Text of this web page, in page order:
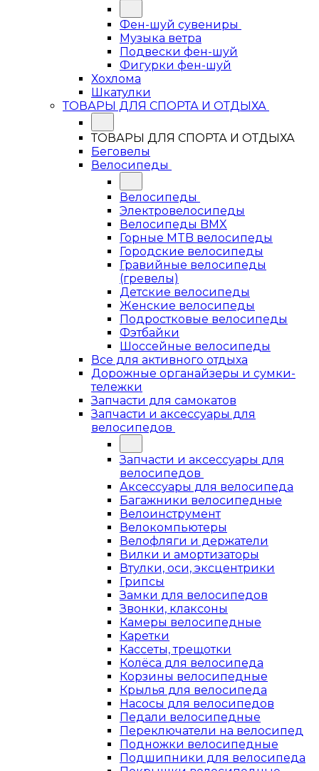
Фен-шуй сувениры
Музыка ветра
Подвески фен-шуй
Фигурки фен-шуй
Хохлома
Шкатулки
ТОВАРЫ ДЛЯ СПОРТА И ОТДЫХА
ТОВАРЫ ДЛЯ СПОРТА И ОТДЫХА
Беговелы
Велосипеды
Велосипеды
Электровелосипеды
Велосипеды BMX
Горные MTB велосипеды
Городские велосипеды
Гравийные велосипеды
(гревелы)
Детские велосипеды
Женские велосипеды
Подростковые велосипеды
Фэтбайки
Шоссейные велосипеды
Все для активного отдыха
Дорожные органайзеры и сумки-
тележки
Запчасти для самокатов
Запчасти и аксессуары для
велосипедов
Запчасти и аксессуары для
велосипедов
Аксессуары для велосипеда
Багажники велосипедные
Велоинструмент
Велокомпьютеры
Велофляги и держатели
Вилки и амортизаторы
Втулки, оси, эксцентрики
Грипсы
Замки для велосипедов
Звонки, клаксоны
Камеры велосипедные
Каретки
Кассеты, трещотки
Колёса для велосипеда
Корзины велосипедные
Крылья для велосипеда
Насосы для велосипедов
Педали велосипедные
Переключатели на велосипед
Подножки велосипедные
Подшипники для велосипеда